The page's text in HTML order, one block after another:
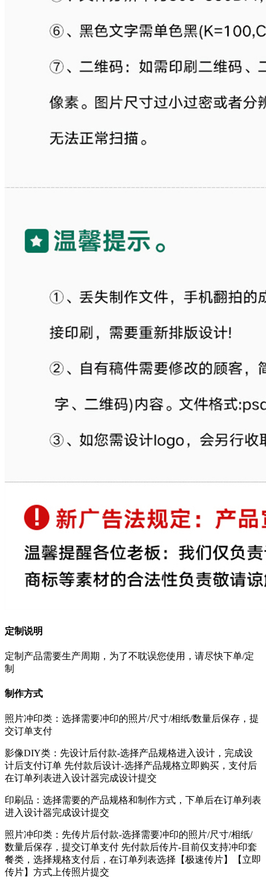
定制说明
定制产品需要生产周期，为了不耽误您使用，请尽快下单/定
制
制作方式
照片冲印类：选择需要冲印的照片/尺寸/相纸/数量后保存，提
交订单支付
影像DIY类：先设计后付款-选择产品规格进入设计，完成设
计后支付订单 先付款后设计-选择产品规格立即购买，支付后
在订单列表进入设计器完成设计提交
印刷品：选择需要的产品规格和制作方式，下单后在订单列表
进入设计器完成设计提交
照片冲印类：先传片后付款-选择需要冲印的照片/尺寸/相纸/
数量后保存，提交订单支付 先付款后传片-目前仅支持冲印套
餐类，选择规格支付后，在订单列表选择【极速传片】【立即
传片】方式上传照片提交